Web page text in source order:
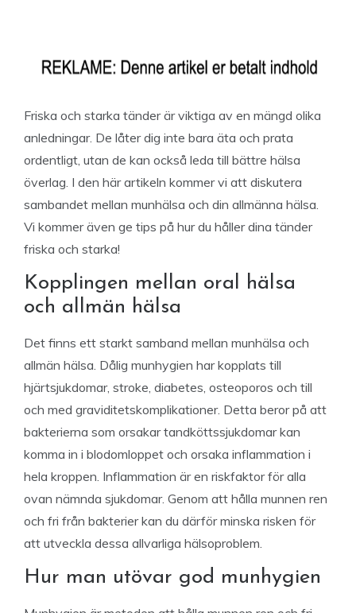
Friska och starka tänder är viktiga av en mängd olika
anledningar. De låter dig inte bara äta och prata
ordentligt, utan de kan också leda till bättre hälsa
överlag. I den här artikeln kommer vi att diskutera
sambandet mellan munhälsa och din allmänna hälsa.
Vi kommer även ge tips på hur du håller dina tänder
friska och starka!
Kopplingen mellan oral hälsa
och allmän hälsa
Det finns ett starkt samband mellan munhälsa och
allmän hälsa. Dålig munhygien har kopplats till
hjärtsjukdomar, stroke, diabetes, osteoporos och till
och med graviditetskomplikationer. Detta beror på att
bakterierna som orsakar tandköttssjukdomar kan
komma in i blodomloppet och orsaka inflammation i
hela kroppen. Inflammation är en riskfaktor för alla
ovan nämnda sjukdomar. Genom att hålla munnen ren
och fri från bakterier kan du därför minska risken för
att utveckla dessa allvarliga hälsoproblem.
Hur man utövar god munhygien